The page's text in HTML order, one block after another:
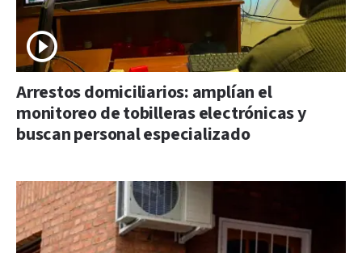
Arrestos domiciliarios: amplían el
monitoreo de tobilleras electrónicas y
buscan personal especializado